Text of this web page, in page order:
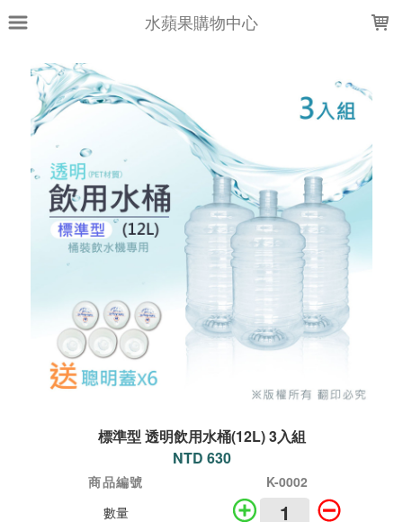
水蘋果購物中心
標準型 透明飲用水桶(12L) 3入組
NTD 630
商品編號
K-0002
數量